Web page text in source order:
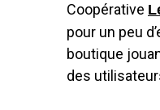
Coopérative
pour un peu
boutique
des